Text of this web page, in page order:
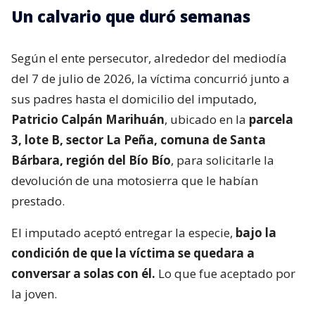
Un calvario que duró semanas
Según el ente persecutor, alrededor del mediodía
del 7 de julio de 2026, la víctima concurrió junto a
sus padres hasta el domicilio del imputado,
Patricio Calpán Marihuán, ubicado en la parcela
3, lote B, sector La Peña, comuna de Santa
Bárbara, región del Bío Bío, para solicitarle la
devolución de una motosierra que le habían
prestado.
El imputado aceptó entregar la especie, bajo la
condición de que la víctima se quedara a
conversar a solas con él. Lo que fue aceptado por
la joven.